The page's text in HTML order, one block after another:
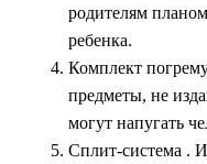
родителям
ребенка.
Комплект
предметы, не
могут напугать
Сплит-система .